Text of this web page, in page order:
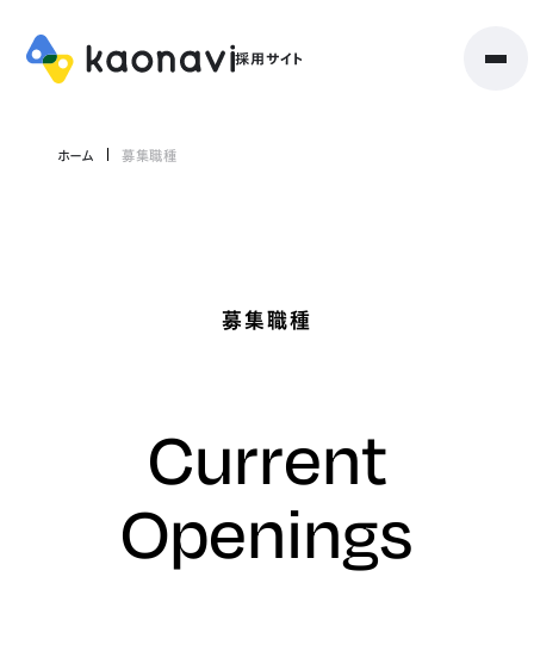
ホーム 募集職種
募集職種
Current
Openings